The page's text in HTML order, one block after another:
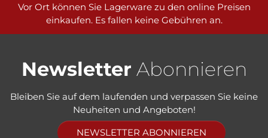
Vor Ort können Sie Lagerware zu den online Preisen
einkaufen. Es fallen keine Gebühren an.
Newsletter Abonnieren
Bleiben Sie auf dem laufenden und verpassen Sie keine
Neuheiten und Angeboten!
NEWSLETTER ABONNIEREN